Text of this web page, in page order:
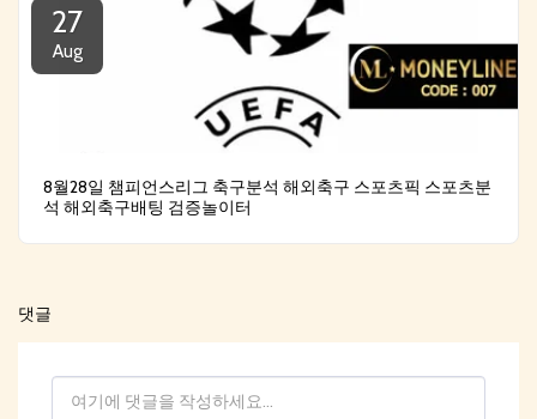
27
Aug
8월28일 챔피언스리그 축구분석 해외축구 스포츠픽 스포츠분
석 해외축구배팅 검증놀이터
댓글